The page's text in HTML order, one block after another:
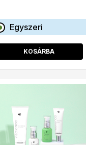
Egyszeri
KOSÁRBA